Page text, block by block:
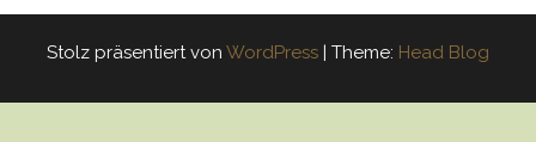
Stolz präsentiert von WordPress | Theme: Head Blog